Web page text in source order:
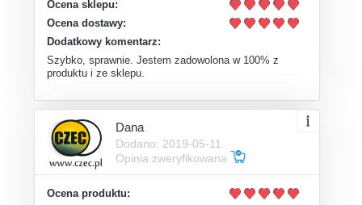
Ocena sklepu:
Ocena dostawy:
Dodatkowy komentarz:
Szybko, sprawnie. Jestem zadowolona w 100% z
produktu i ze sklepu.
Dana
Dodano: 2019-05-11
Opinia zweryfikowana
Ocena produktu: